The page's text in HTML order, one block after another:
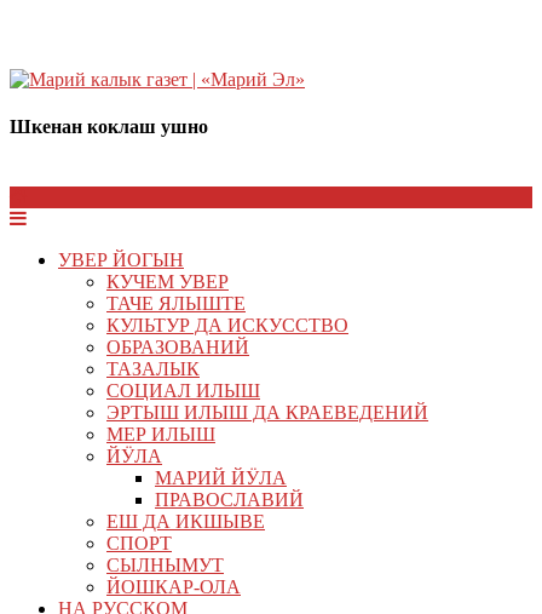
Шкенан коклаш ушно
УВЕР ЙОГЫН
КУЧЕМ УВЕР
ТАЧЕ ЯЛЫШТЕ
КУЛЬТУР ДА ИСКУССТВО
ОБРАЗОВАНИЙ
ТАЗАЛЫК
СОЦИАЛ ИЛЫШ
ЭРТЫШ ИЛЫШ ДА КРАЕВЕДЕНИЙ
МЕР ИЛЫШ
ЙӰЛА
МАРИЙ ЙӰЛА
ПРАВОСЛАВИЙ
ЕШ ДА ИКШЫВЕ
СПОРТ
СЫЛНЫМУТ
ЙОШКАР-ОЛА
НА РУССКОМ